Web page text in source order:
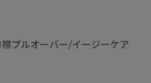
プルオーバー/イージーケア